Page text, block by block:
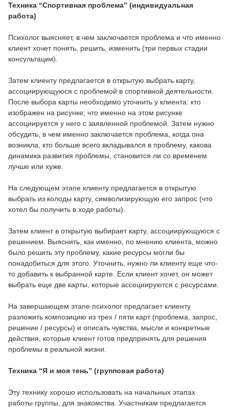
Техника “Спортивная проблема” (индивидуальная
работа)
Психолог выясняет, в чем заключается проблема и что именно
клиент хочет понять, решить, изменить (три первых стадии
консультации).
Затем клиенту предлагается в открытую выбрать карту,
ассоциирующуюся с проблемой в спортивной деятельности.
После выбора карты необходимо уточнить у клиента: кто
изображен на рисунке; что именно на этом рисунке
ассоциируется у него с заявленной проблемой. Затем нужно
обсудить, в чем именно заключается проблема, когда она
возникла, кто больше всего вкладывался в проблему, какова
динамика развития проблемы, становится ли со временем
лучше или хуже.
На следующем этапе клиенту предлагается в открытую
выбрать из колоды карту, символизирующую его запрос (что
хотел бы получить в ходе работы).
Затем клиент в открытую выбирает карту, ассоциирующуюся с
решением. Выяснить, как именно, по мнению клиента, можно
было решить эту проблему, какие ресурсы могли бы
понадобиться для этого. Уточнить, нужно ли клиенту еще что-
то добавить к выбранной карте. Если клиент хочет, он может
выбрать еще две карты, которые ассоциируются с ресурсами.
На завершающем этапе психолог предлагает клиенту
разложить композицию из трех / пяти карт (проблема, запрос,
решение / ресурсы) и описать чувства, мысли и конкретные
действия, которые клиент готов предпринять для решения
проблемы в реальной жизни.
Техника “Я и моя тень” (групповая работа)
Эту технику хорошо использовать на начальных этапах
работы группы, для знакомства. Участникам предлагается